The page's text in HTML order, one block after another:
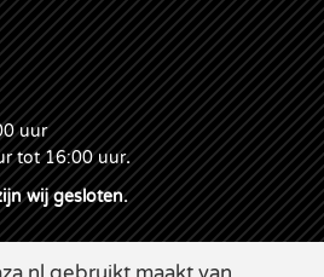
uur
tot 16:00 uur.
wij gesloten.